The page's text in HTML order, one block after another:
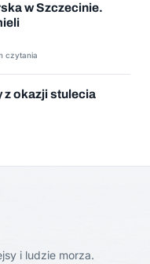
w Szczecinie.
czytania
z okazji stulecia
i ludzie morza.